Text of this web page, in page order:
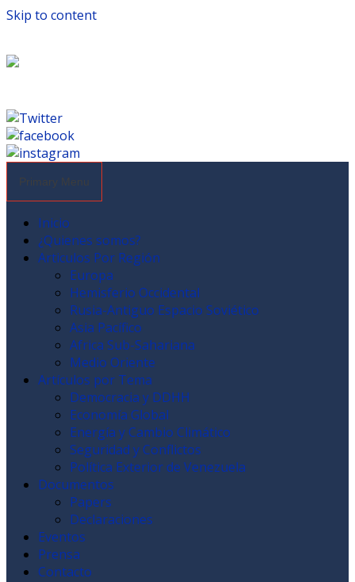
Skip to content
Primary Menu
Inicio
¿Quienes somos?
Articulos Por Región
Europa
Hemisferio Occidental
Rusia-Antiguo Espacio Soviético
Asia Pacífico
Africa Sub-Sahariana
Medio Oriente
Artículos por Tema
Democracia y DDHH
Economía Global
Energía y Cambio Climático
Seguridad y Conflictos
Política Exterior de Venezuela
Documentos
Papers
Declaraciones
Eventos
Prensa
Contacto